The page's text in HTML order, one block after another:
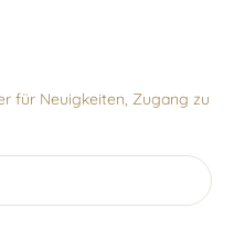
für Neuigkeiten, Zugang zu